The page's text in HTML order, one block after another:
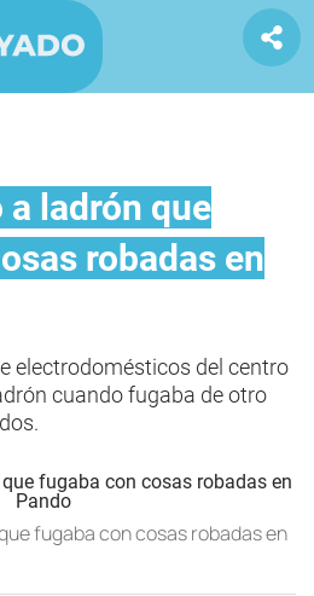
a ladrón que
robadas en
electrodomésticos del centro
cuando fugaba de otro
fugaba con cosas robadas en